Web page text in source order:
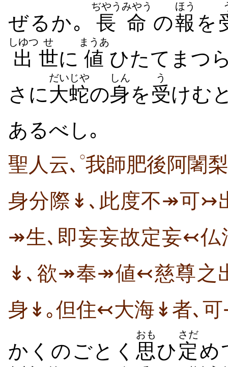
ぜるか｡
長命
ぢやうみやう
の報
ほう
を
出
しゆつ
世
せ
に 値
まうあ
ひたてまつ
さに大蛇
だいじや
の身
しん
を受
う
けむ
あるべし｡
聖人云､ ○我師肥後阿闍
身分際↡､此度不↠可↣
↠生､即妄妄故定妄↢
↡､欲↠奉↠値↢慈尊之
身↡｡但住↢大海↡者､
かくのごとく 思
おも
ひ定
さだ
め